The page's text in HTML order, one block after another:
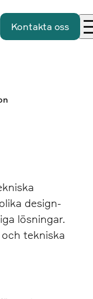
Kontakta oss
design-
lösningar.
tekniska